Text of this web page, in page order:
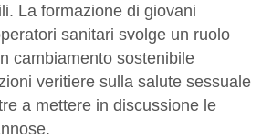
La formazione di giovani
sanitari svolge un ruolo
cambiamento sostenibile
veritiere sulla salute sessuale
a mettere in discussione le